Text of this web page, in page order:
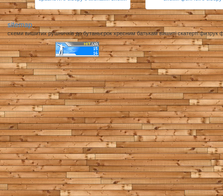
sitemap
схеми вишитих рушничків до бутаньєрок хресним батькам вишиті скатерті физрук